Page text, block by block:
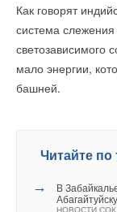
Как говорят
система слежения
светозависимого
мало энергии,
башней.
Читайте по
→
В
НОВОСТИ СОК
составляет не
позволяют
средней
армирующей
имеет большую
применения в
обладает
Текст комментария